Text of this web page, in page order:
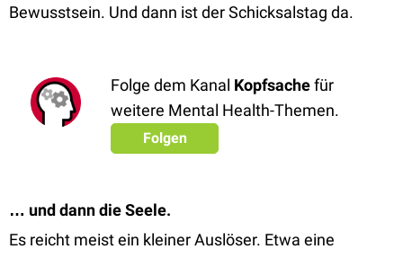
Bewusstsein. Und dann ist der Schicksalstag da.
Folge dem Kanal Kopfsachefür
weitere Mental Health-Themen.
Folgen
… und dann die Seele.
Es reicht meist ein kleiner Auslöser. Etwa eine